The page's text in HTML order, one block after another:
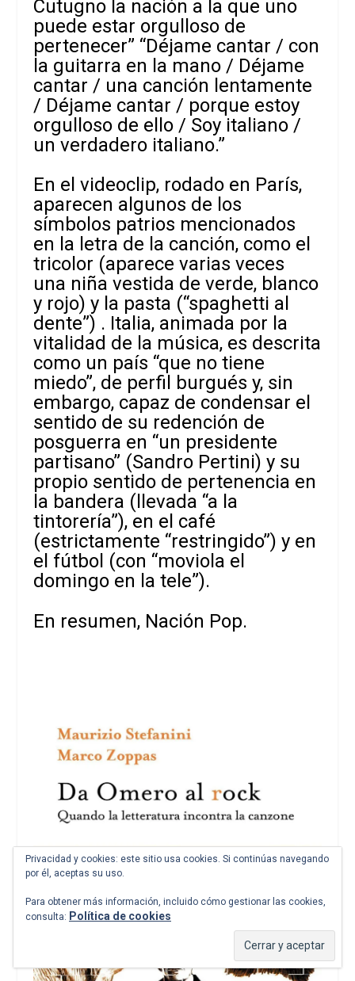
Cutugno la nación a la que uno
puede estar orgulloso de
pertenecer” “Déjame cantar / con
la guitarra en la mano / Déjame
cantar / una canción lentamente
/ Déjame cantar / porque estoy
orgulloso de ello / Soy italiano /
un verdadero italiano.”
En el videoclip, rodado en París,
aparecen algunos de los
símbolos patrios mencionados
en la letra de la canción, como el
tricolor (aparece varias veces
una niña vestida de verde, blanco
y rojo) y la pasta (“spaghetti al
dente”) . Italia, animada por la
vitalidad de la música, es descrita
como un país “que no tiene
miedo”, de perfil burgués y, sin
embargo, capaz de condensar el
sentido de su redención de
posguerra en “un presidente
partisano” (Sandro Pertini) y su
propio sentido de pertenencia en
la bandera (llevada “a la
tintorería”), en el café
(estrictamente “restringido”) y en
el fútbol (con “moviola el
domingo en la tele”).
En resumen, Nación Pop.
Privacidad y cookies: este sitio usa cookies. Si continúas navegando
por él, aceptas su uso.
Para obtener más información, incluido cómo gestionar las cookies,
consulta: Política de cookies